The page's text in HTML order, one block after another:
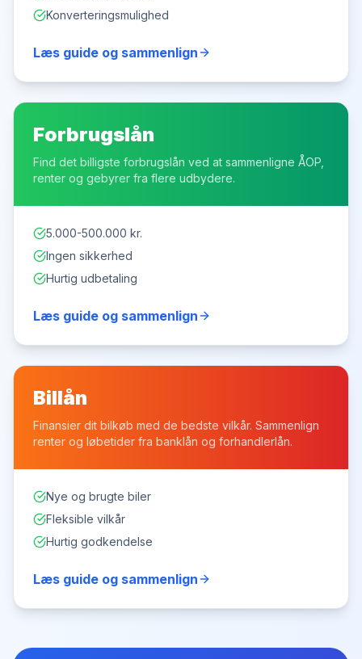
Konverteringsmulighed
Læs guide og sammenlign
Forbrugslån
Find det billigste forbrugslån ved at sammenligne ÅOP,
renter og gebyrer fra flere udbydere.
5.000-500.000 kr.
Ingen sikkerhed
Hurtig udbetaling
Læs guide og sammenlign
Billån
Finansier dit bilkøb med de bedste vilkår. Sammenlign
renter og løbetider fra banklån og forhandlerlån.
Nye og brugte biler
Fleksible vilkår
Hurtig godkendelse
Læs guide og sammenlign